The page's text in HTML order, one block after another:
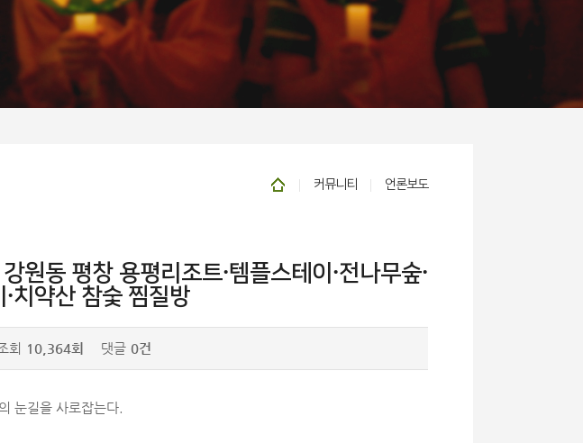
커뮤니티 언론보도
원동 평창 용평리조트·템플스테이·전나무숲·
치약산 참숯 찜질방
회 10,364회 댓글 0건
눈길을 사로잡는다.